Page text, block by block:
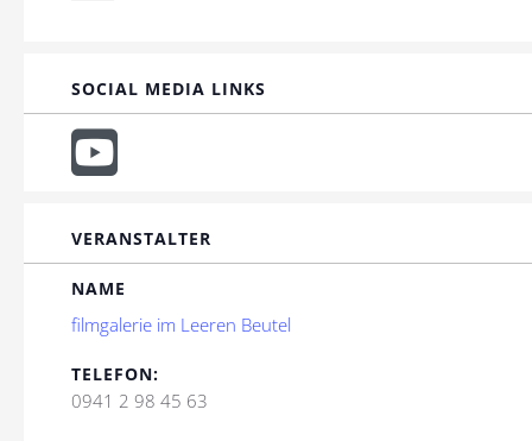
SOCIAL MEDIA LINKS
VERANSTALTER
NAME
filmgalerie im Leeren Beutel
TELEFON:
0941 2 98 45 63